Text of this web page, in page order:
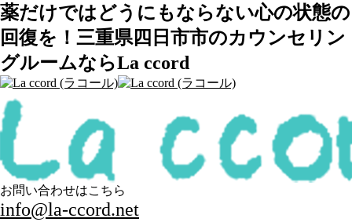
薬だけではどうにもならない心の状態の
回復を！三重県四日市市のカウンセリン
グルームならLa ccord
お問い合わせはこちら
info@la-ccord.net